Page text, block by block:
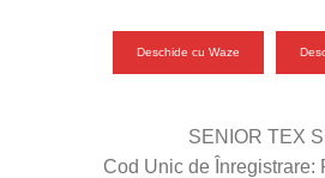
Deschide cu Waze
SENIOR TEX
Cod Unic de Înregistrare: